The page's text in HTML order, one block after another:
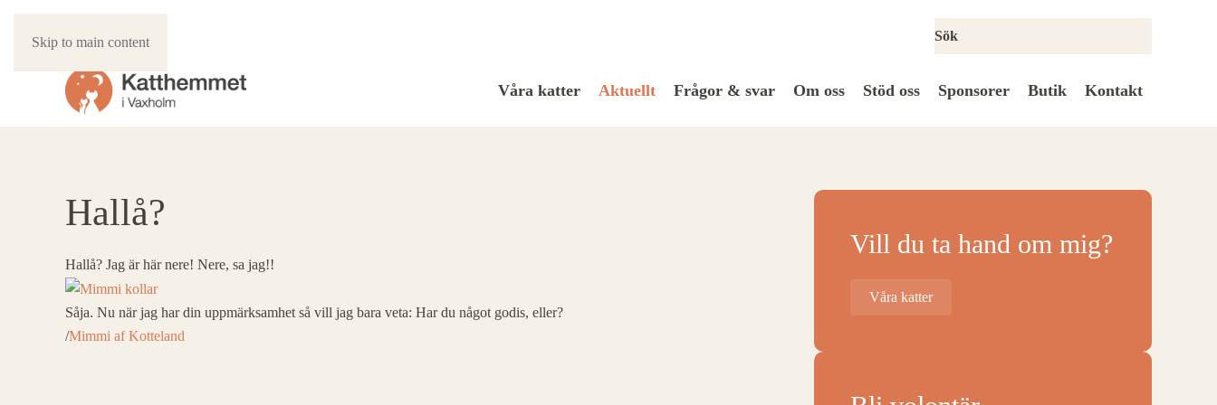
Skip to main content
Våra katter Aktuellt Frågor & svar Om oss Stöd oss Sponsorer Butik Kontakt
Hallå?
Hallå? Jag är här nere! Nere, sa jag!!
Såja. Nu när jag har din uppmärksamhet så vill jag bara veta: Har du något godis, eller?
/Mimmi af Kotteland
Vill du ta hand om mig?
Våra katter